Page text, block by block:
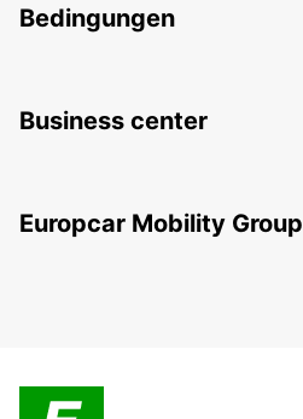
Bedingungen
Business center
Europcar Mobility Group